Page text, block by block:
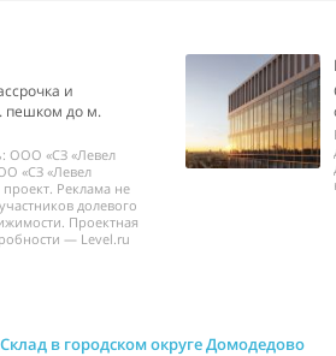
и
пешком до м.
ООО «СЗ «Левел
«СЗ «Левел
Реклама не
долевого
Проектная
— Level.ru
Склад в городском округе Домодедово